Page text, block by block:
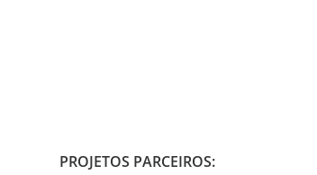
PROJETOS PARCEIROS: